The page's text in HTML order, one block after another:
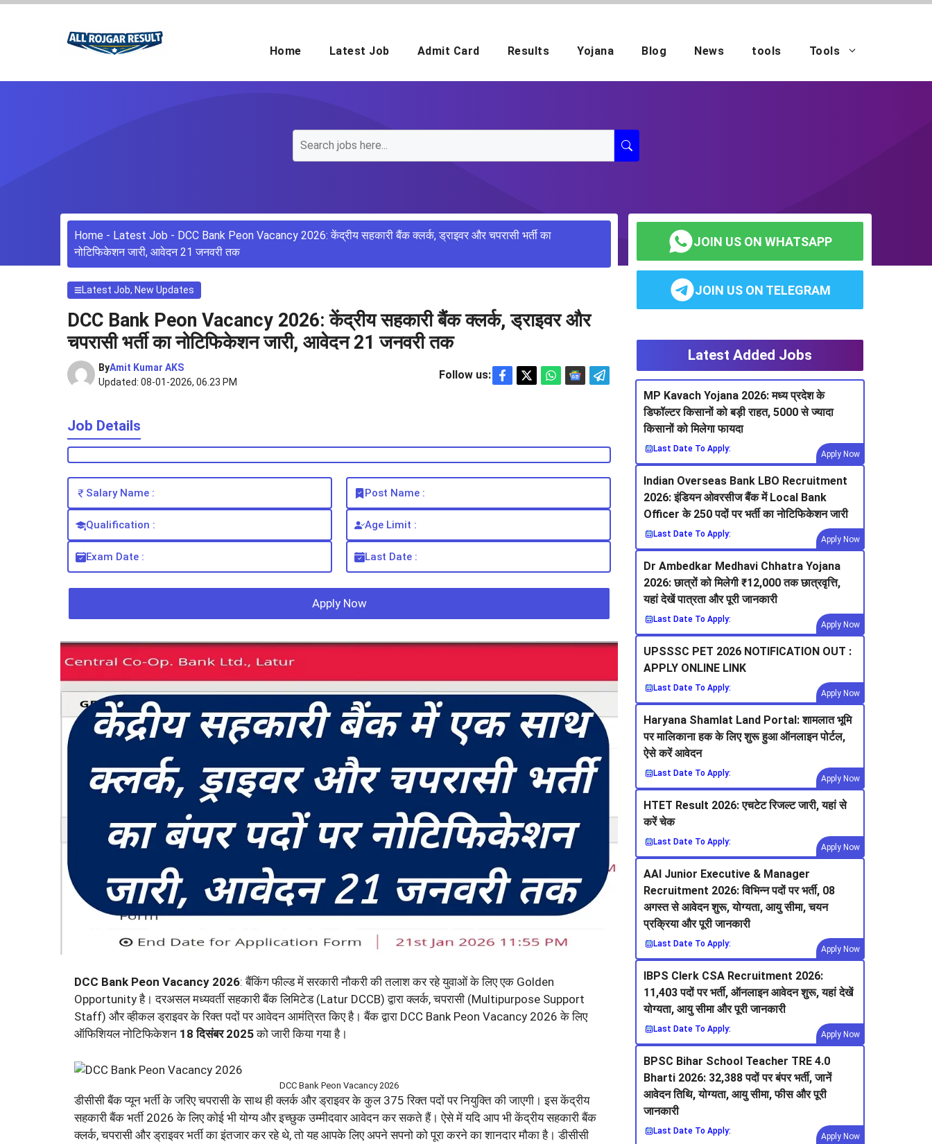
Skip
Home Latest Job Admit Card Results Yojana Blog News tools Tools
Home - Latest Job - DCC Bank Peon Vacancy 2026: केंद्रीय सहकारी बैंक क्लर्क, ड्राइवर और चपरासी भर्ती का
नोटिफिकेशन जारी, आवेदन 21 जनवरी तक
Latest Job, New Updates
DCC Bank Peon Vacancy 2026: केंद्रीय सहकारी बैंक क्लर्क, ड्राइवर और
चपरासी भर्ती का नोटिफिकेशन जारी, आवेदन 21 जनवरी तक
ByAmit Kumar AKS
Updated: 08-01-2026, 06.23 PM
Follow us:
Job Details
Salary Name : Post Name :
Qualification : Age Limit :
Exam Date : Last Date :
Apply Now
DCC Bank Peon Vacancy 2026: बैंकिंग फील्ड में सरकारी नौकरी की तलाश कर रहे युवाओं के लिए एक Golden
Opportunity है। दरअसल मध्यवर्ती सहकारी बैंक लिमिटेड (Latur DCCB) द्वारा क्लर्क, चपरासी (Multipurpose Support
Staff) और व्हीकल ड्राइवर के रिक्त पदों पर आवेदन आमंत्रित किए है। बैंक द्वारा DCC Bank Peon Vacancy 2026 के लिए
ऑफिशियल नोटिफिकेशन 18 दिसंबर 2025को जारी किया गया है।
DCC Bank Peon Vacancy 2026
डीसीसी बैंक प्यून भर्ती के जरिए चपरासी के साथ ही क्लर्क और ड्राइवर के कुल 375 रिक्त पदों पर नियुक्ति की जाएगी। इस केंद्रीय
सहकारी बैंक भर्ती 2026 के लिए कोई भी योग्य और इच्छुक उम्मीदवार आवेदन कर सकते हैं। ऐसे में यदि आप भी केंद्रीय सहकारी बैंक
क्लर्क, चपरासी और ड्राइवर भर्ती का इंतजार कर रहे थे, तो यह आपके लिए अपने सपनो को पूरा करने का शानदार मौका है। डीसीसी
JOIN US ON WHATSAPP
JOIN US ON TELEGRAM
Latest Added Jobs
MP Kavach Yojana 2026: मध्य प्रदेश के
डिफॉल्टर किसानों को बड़ी राहत, 5000 से ज्यादा
किसानों को मिलेगा फायदा
Last Date To Apply:
Apply Now
Indian Overseas Bank LBO Recruitment
2026: इंडियन ओवरसीज बैंक में Local Bank
Officer के 250 पदों पर भर्ती का नोटिफिकेशन जारी
Last Date To Apply:
Apply Now
Dr Ambedkar Medhavi Chhatra Yojana
2026: छात्रों को मिलेगी ₹12,000 तक छात्रवृत्ति,
यहां देखें पात्रता और पूरी जानकारी
Last Date To Apply:
Apply Now
UPSSSC PET 2026 NOTIFICATION OUT :
APPLY ONLINE LINK
Last Date To Apply:
Apply Now
Haryana Shamlat Land Portal: शामलात भूमि
पर मालिकाना हक के लिए शुरू हुआ ऑनलाइन पोर्टल,
ऐसे करें आवेदन
Last Date To Apply:
Apply Now
HTET Result 2026: एचटेट रिजल्ट जारी, यहां से
करें चेक
Last Date To Apply:
Apply Now
AAI Junior Executive & Manager
Recruitment 2026: विभिन्न पदों पर भर्ती, 08
अगस्त से आवेदन शुरू, योग्यता, आयु सीमा, चयन
प्रक्रिया और पूरी जानकारी
Last Date To Apply:
Apply Now
IBPS Clerk CSA Recruitment 2026:
11,403 पदों पर भर्ती, ऑनलाइन आवेदन शुरू, यहां देखें
योग्यता, आयु सीमा और पूरी जानकारी
Last Date To Apply:
Apply Now
BPSC Bihar School Teacher TRE 4.0
Bharti 2026: 32,388 पदों पर बंपर भर्ती, जानें
आवेदन तिथि, योग्यता, आयु सीमा, फीस और पूरी
जानकारी
Last Date To Apply:
Apply Now